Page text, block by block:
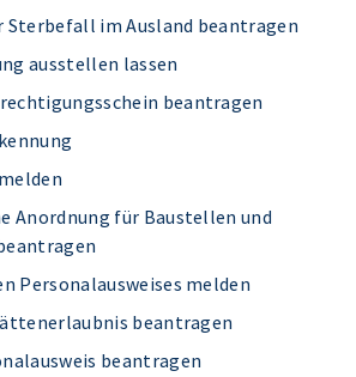
Sterbefall im Ausland beantragen
ausstellen lassen
beantragen
Anordnung für Baustellen und
Personalausweises melden
beantragen
beantragen